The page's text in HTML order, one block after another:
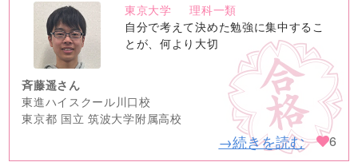
no
image
東京大学
理科一類
自分で考えて決めた勉強に集中するこ
とが、何より大切
斉藤遥さん
東進ハイスクール川口校
東京都 国立 筑波大学附属高校
→続きを読む 6